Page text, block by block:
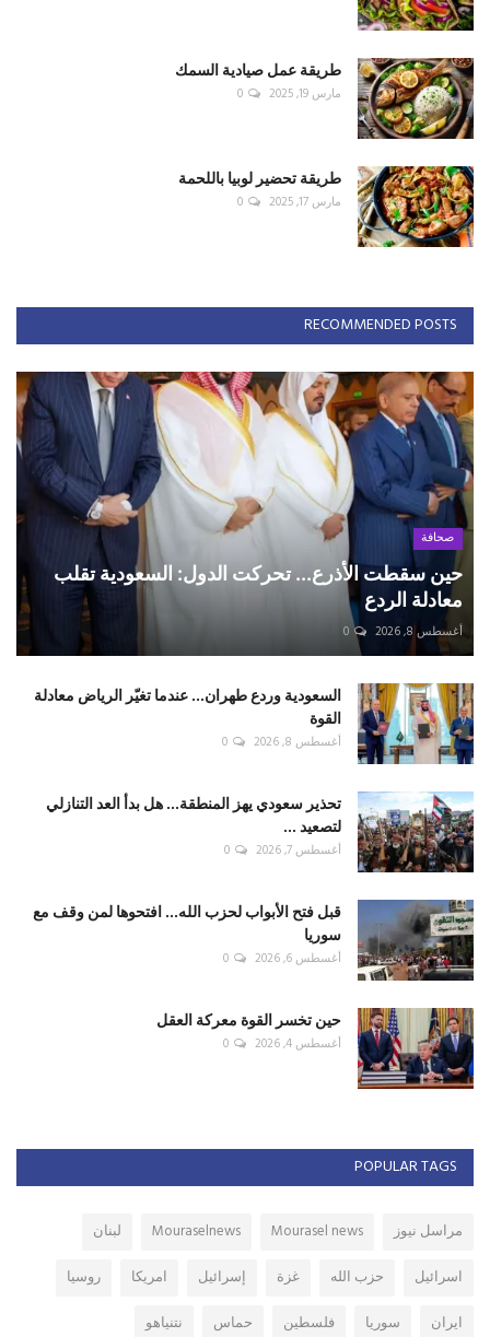
طريقة عمل صيادية السمك
مارس 19, 2025 0
طريقة تحضير لوبيا باللحمة
مارس 17, 2025 0
RECOMMENDED POSTS
صحافة
حين سقطت الأذرع... تحركت الدول: السعودية تقلب
معادلة الردع
أغسطس 8, 2026 0
السعودية وردع طهران... عندما تغيّر الرياض معادلة
القوة
أغسطس 8, 2026 0
تحذير سعودي يهز المنطقة... هل بدأ العد التنازلي
لتصعيد ...
أغسطس 7, 2026 0
قبل فتح الأبواب لحزب الله... افتحوها لمن وقف مع
سوريا
أغسطس 6, 2026 0
حين تخسر القوة معركة العقل
أغسطس 4, 2026 0
POPULAR TAGS
مراسل نيوز Mourasel news
Mouraselnews
لبنان
اسرائيل
حزب الله غزة إسرائيل امريكا
روسيا
ايران
سوريا فلسطين حماس نتنياهو